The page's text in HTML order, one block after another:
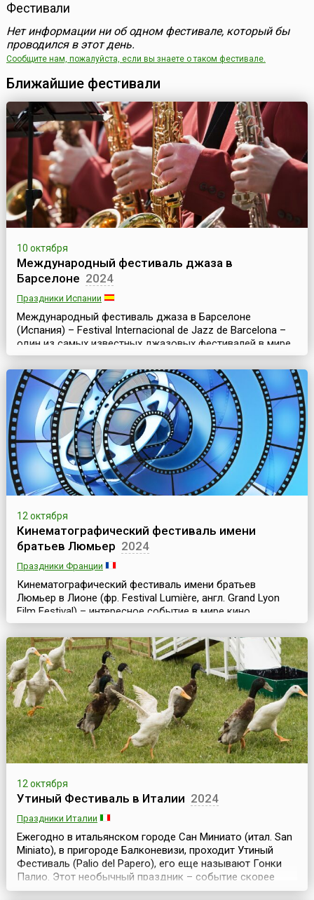
Фестивали
Нет информации ни об одном фестивале, который бы
проводился в этот день.
Сообщите нам, пожалуйста, если вы знаете о таком фестивале.
Ближайшие фестивали
10 октября
Международный фестиваль джаза в
Барселоне 2024
Праздники Испании
Международный фестиваль джаза в Барселоне
(Испания) – Festival Internacional de Jazz de Barcelona –
один из самых известных джазовых фестивалей в мире
и одно из важнейших музыкальных событий
каталонской столицы. Он проходит ежегодно в октябре-
декабре, поскольку организаторы считают, что осень –
это лучшее время для такого мероприятия – спадает
летняя жара, и в городе заметно меньше туристов.Ос...
12 октября
Кинематографический фестиваль имени
братьев Люмьер 2024
Праздники Франции
Кинематографический фестиваль имени братьев
Люмьер в Лионе (фр. Festival Lumière, англ. Grand Lyon
Film Festival) – интересное событие в мире кино,
предназначенное для широкой публики. Фестиваль
посвящен истории кино и занимается в основном
ретроспективами классики мирового киноискусства. Он
проходит ежегодно в октябре и длится чуть более
недели.История проведения фестиваля имени братьев
Люмье...
12 октября
Утиный Фестиваль в Италии 2024
Праздники Италии
Ежегодно в итальянском городе Сан Миниато (итал. San
Miniato), в пригороде Балконевизи, проходит Утиный
Фестиваль (Palio del Papero), его еще называют Гонки
Палио. Этот необычный праздник – событие скорее
спортивное, нежели кулинарное, главными героями